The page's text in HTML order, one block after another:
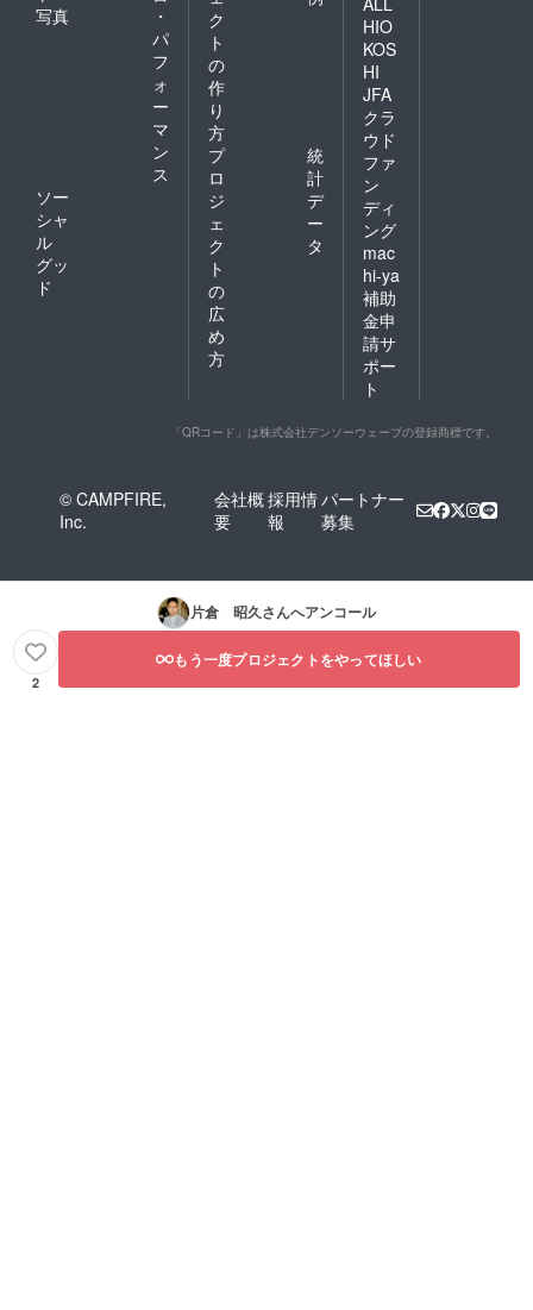
写真
・
パ
フ
ォ
ー
マ
ン
ス
ソー
シャ
ル
グッ
ド
ク
ト
の
作
り
方
プ
ロ
ジ
ェ
ク
ト
の
広
め
方
統
計
デ
ー
タ
HIO
KOS
HI
JFA
クラ
ウド
ファ
ン
ディ
ング
mac
hi-ya
補助
金申
請サ
ポー
ト
「QRコード」は株式会社デンソーウェーブの登録商標です。
© CAMPFIRE,
Inc.
会社概
要
採用情
報
パートナー
募集
片倉 昭久さんへアンコール
2
もう一度プロジェクトをやってほしい